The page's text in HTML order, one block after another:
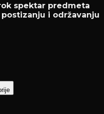
spektar predmeta
i održavanju